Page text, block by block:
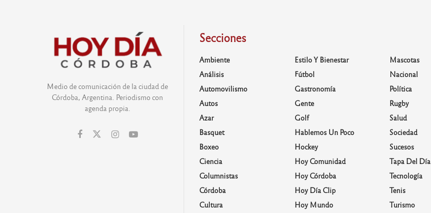
Medio de comunicación de la ciudad de
Córdoba, Argentina. Periodismo con
agenda propia.
Secciones
Ambiente
Análisis
Automovilismo
Autos
Azar
Basquet
Boxeo
Ciencia
Columnistas
Córdoba
Cultura
Estilo Y Bienestar
Fútbol
Gastronomía
Gente
Golf
Hablemos Un Poco
Hockey
Hoy Comunidad
Hoy Córdoba
Hoy Día Clip
Hoy Mundo
Mascotas
Nacional
Política
Rugby
Salud
Sociedad
Sucesos
Tapa Del Día
Tecnología
Tenis
Turismo